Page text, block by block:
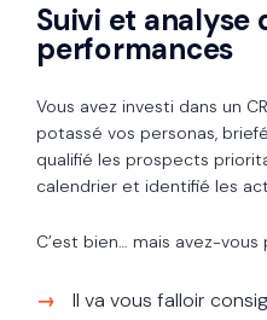
Suivi et analyse
performances
Vous avez investi dans un
potassé vos personas,
qualifié les prospects
calendrier et identifié les
C’est bien… mais avez-vous
Il va vous falloir